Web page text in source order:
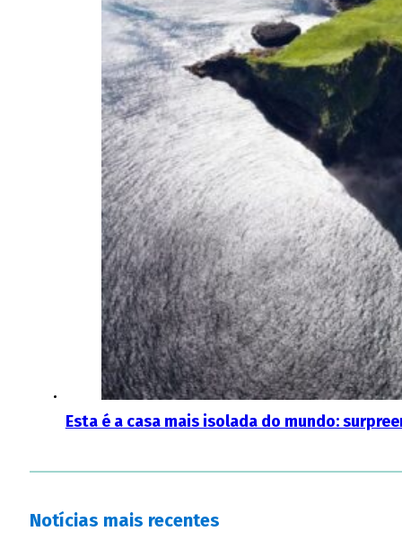
Esta é a casa mais isolada do mundo:
Notícias mais recentes